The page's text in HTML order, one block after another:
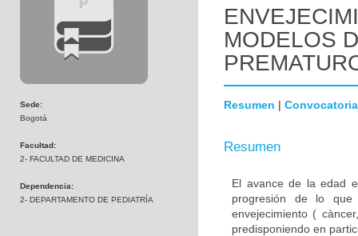
Sede:
Bogotá
Facultad:
2- FACULTAD DE MEDICINA
Dependencia:
2- DEPARTAMENTO DE PEDIATRÍA
MODELOS
Resumen | Convocatoria
Resumen
El avance de la edad
progresión de lo que
envejecimiento (
predisponiendo en